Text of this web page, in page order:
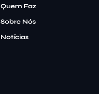
Quem Faz
Sobre Nós
Notícias